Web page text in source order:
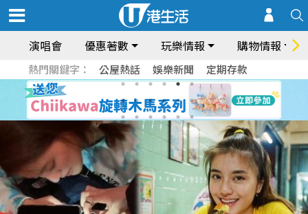
演唱會 優惠著數 玩樂情報 購物情報
熱門關鍵字： 公屋熱話 娛樂新聞 定期存款